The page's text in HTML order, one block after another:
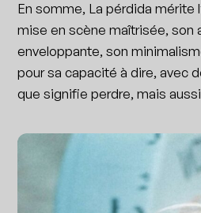
En somme, La pérdida mérite
mise en scène maîtrisée, son
enveloppante, son
pour sa capacité à dire, avec
que signifie perdre, mais